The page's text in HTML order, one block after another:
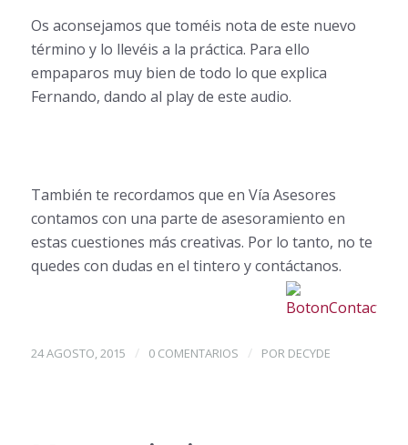
Os aconsejamos que toméis nota de este nuevo
término y lo llevéis a la práctica. Para ello
empaparos muy bien de todo lo que explica
Fernando, dando al play de este audio.
También te recordamos que en Vía Asesores
contamos con una parte de asesoramiento en
estas cuestiones más creativas. Por lo tanto, no te
quedes con dudas en el tintero y contáctanos.
24 AGOSTO, 2015 / 0 COMENTARIOS / POR DECYDE